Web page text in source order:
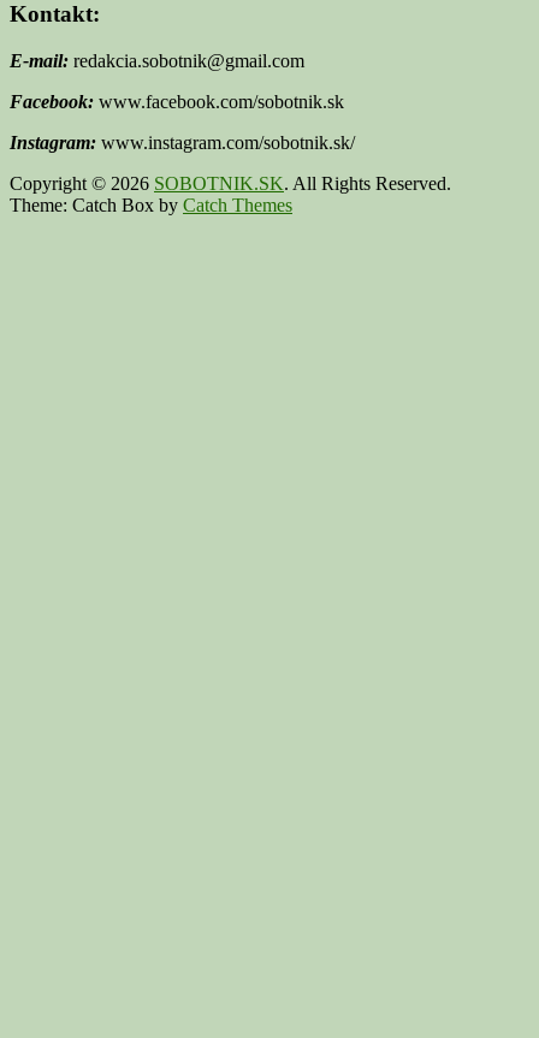
Kontakt:
E-mail: redakcia.sobotnik@gmail.com
Facebook: www.facebook.com/sobotnik.sk
Instagram: www.instagram.com/sobotnik.sk/
Copyright © 2026 SOBOTNIK.SK. All Rights Reserved.
Theme: Catch Box by Catch Themes